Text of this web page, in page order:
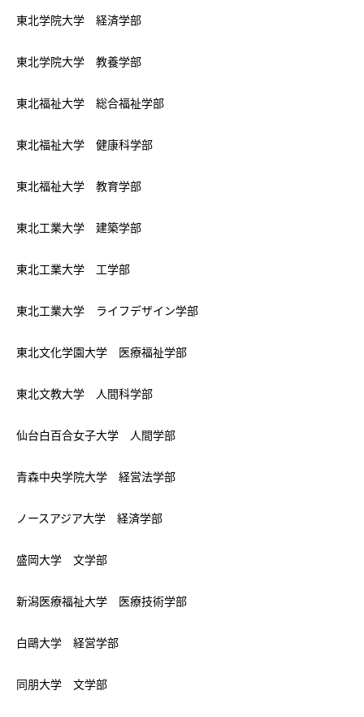
東北学院大学 経済学部
東北学院大学 教養学部
東北福祉大学 総合福祉学部
東北福祉大学 健康科学部
東北福祉大学 教育学部
東北工業大学 建築学部
東北工業大学 工学部
東北工業大学 ライフデザイン学部
東北文化学園大学 医療福祉学部
東北文教大学 人間科学部
仙台白百合女子大学 人間学部
青森中央学院大学 経営法学部
ノースアジア大学 経済学部
盛岡大学 文学部
新潟医療福祉大学 医療技術学部
白鷗大学 経営学部
同朋大学 文学部